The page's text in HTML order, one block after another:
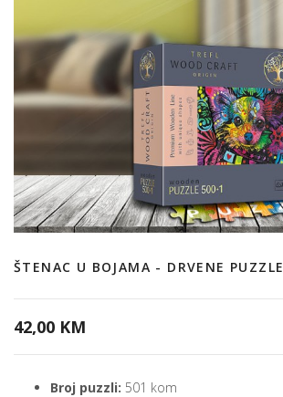
ŠTENAC U BOJAMA - DRVENE PUZZLE
42,00 KM
Broj puzzli: 501 kom